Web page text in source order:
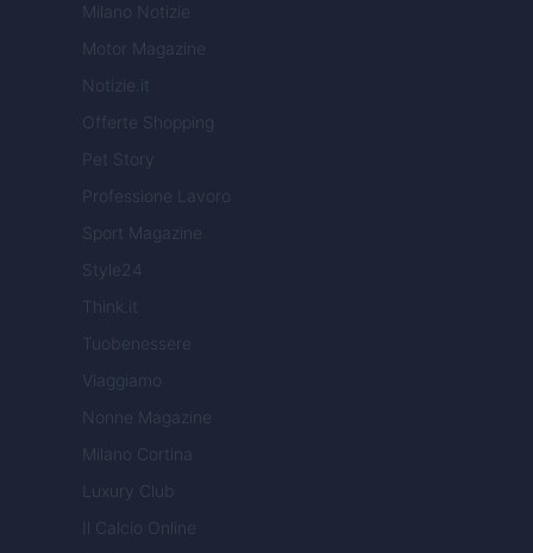
Milano Notizie
Motor Magazine
Notizie.it
Offerte Shopping
Pet Story
Professione Lavoro
Sport Magazine
Style24
Think.it
Tuobenessere
Viaggiamo
Nonne Magazine
Milano Cortina
Luxury Club
Il Calcio Online